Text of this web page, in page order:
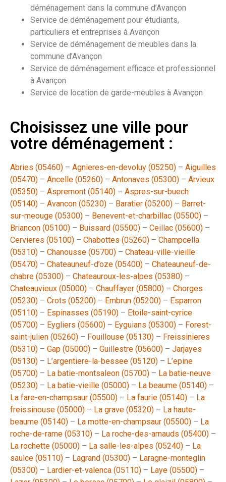
déménagement dans la commune d’Avançon
Service de déménagement pour étudiants,
particuliers et entreprises à Avançon
Service de déménagement de meubles dans la
commune d’Avançon
Service de déménagement efficace et professionnel
à Avançon
Service de location de garde-meubles à Avançon
Choisissez une ville pour
votre déménagement :
Abries (05460) – Agnieres-en-devoluy (05250) – Aiguilles
(05470) – Ancelle (05260) – Antonaves (05300) – Arvieux
(05350) – Aspremont (05140) – Aspres-sur-buech
(05140) – Avancon (05230) – Baratier (05200) – Barret-
sur-meouge (05300) – Benevent-et-charbillac (05500) –
Briancon (05100) – Buissard (05500) – Ceillac (05600) –
Cervieres (05100) – Chabottes (05260) – Champcella
(05310) – Chanousse (05700) – Chateau-ville-vieille
(05470) – Chateauneuf-d’oze (05400) – Chateauneuf-de-
chabre (05300) – Chateauroux-les-alpes (05380) –
Chateauvieux (05000) – Chauffayer (05800) – Chorges
(05230) – Crots (05200) – Embrun (05200) – Esparron
(05110) – Espinasses (05190) – Etoile-saint-cyrice
(05700) – Eygliers (05600) – Eyguians (05300) – Forest-
saint-julien (05260) – Fouillouse (05130) – Freissinieres
(05310) – Gap (05000) – Guillestre (05600) – Jarjayes
(05130) – L’argentiere-la-bessee (05120) – L’epine
(05700) – La batie-montsaleon (05700) – La batie-neuve
(05230) – La batie-vieille (05000) – La beaume (05140) –
La fare-en-champsaur (05500) – La faurie (05140) – La
freissinouse (05000) – La grave (05320) – La haute-
beaume (05140) – La motte-en-champsaur (05500) – La
roche-de-rame (05310) – La roche-des-arnauds (05400) –
La rochette (05000) – La salle-les-alpes (05240) – La
saulce (05110) – Lagrand (05300) – Laragne-monteglin
(05300) – Lardier-et-valenca (05110) – Laye (05500) –